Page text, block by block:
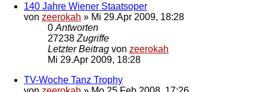
140 Jahre Wiener Staatsoper
von zeerokah » Mi 29.Apr 2009, 18:28
0 Antworten
27238 Zugriffe
Letzter Beitrag von zeerokah
Mi 29.Apr 2009, 18:28
TV-Woche Tanz Trophy